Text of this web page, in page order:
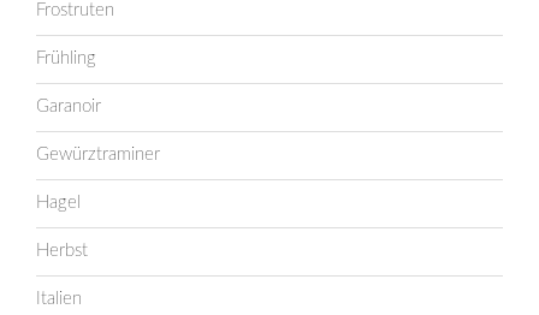
Frostruten
Frühling
Garanoir
Gewürztraminer
Hagel
Herbst
Italien